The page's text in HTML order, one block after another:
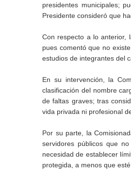
presidentes municipales;
Presidente consideró que
Con respecto a lo anterior,
pues comentó que no
estudios de integrantes del
En su intervención, la
clasificación del nombre
de faltas graves; tras
vida privada ni profesional
Por su parte, la
servidores públicos que
necesidad de establecer
protegida, a menos que